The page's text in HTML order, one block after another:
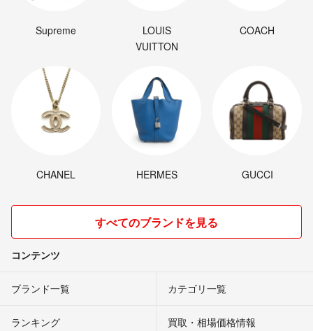
Supreme
LOUIS
VUITTON
COACH
CHANEL HERMES GUCCI
すべてのブランドを見る
コンテンツ
ブランド一覧 カテゴリ一覧
ランキング 買取・相場価格情報